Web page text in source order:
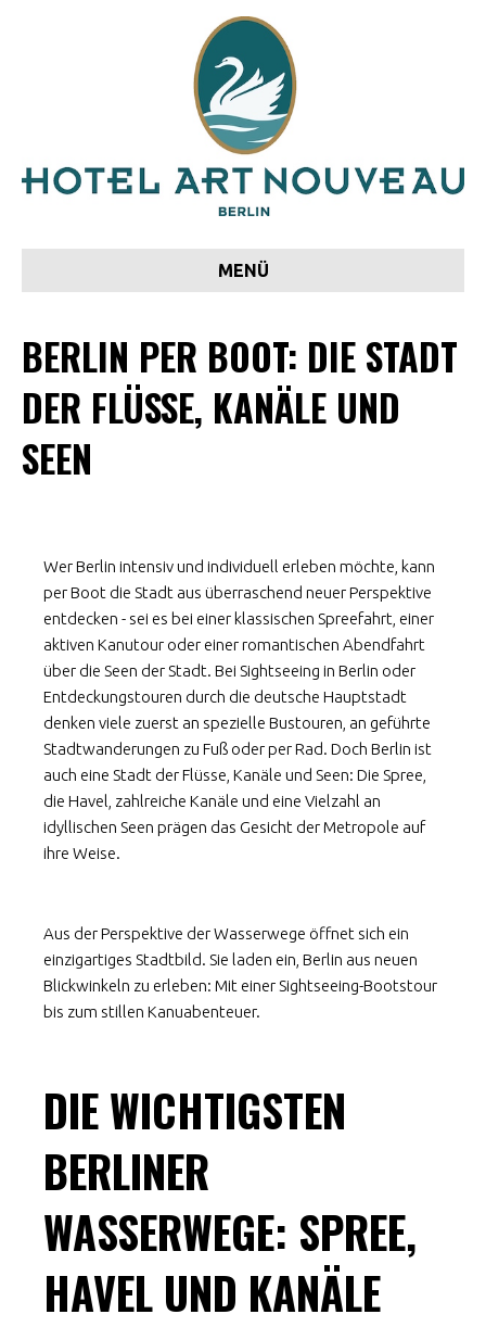
MENÜ
BERLIN PER BOOT: DIE STADT
DER FLÜSSE, KANÄLE UND
SEEN
Wer Berlin intensiv und individuell erleben möchte, kann
per Boot die Stadt aus überraschend neuer Perspektive
entdecken - sei es bei einer klassischen Spreefahrt, einer
aktiven Kanutour oder einer romantischen Abendfahrt
über die Seen der Stadt. Bei Sightseeing in Berlin oder
Entdeckungstouren durch die deutsche Hauptstadt
denken viele zuerst an spezielle Bustouren, an geführte
Stadtwanderungen zu Fuß oder per Rad. Doch Berlin ist
auch eine Stadt der Flüsse, Kanäle und Seen: Die Spree,
die Havel, zahlreiche Kanäle und eine Vielzahl an
idyllischen Seen prägen das Gesicht der Metropole auf
ihre Weise.
Aus der Perspektive der Wasserwege öffnet sich ein
einzigartiges Stadtbild. Sie laden ein, Berlin aus neuen
Blickwinkeln zu erleben: Mit einer Sightseeing-Bootstour
bis zum stillen Kanuabenteuer.
DIE WICHTIGSTEN
BERLINER
WASSERWEGE: SPREE,
HAVEL UND KANÄLE